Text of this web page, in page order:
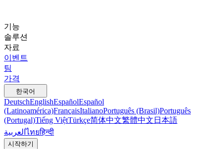
기능
솔루션
자료
이벤트
팀
가격
한국어
DeutschEnglishEspañolEspañol
(Latinoamérica)FrançaisItalianoPortuguês (Brasil)Português
(Portugal)Tiếng ViệtTürkçe简体中文繁體中文 日本語
العربيةไทยहिन्दी
시작하기